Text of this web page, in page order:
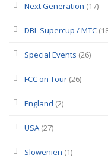
Next Generation (17)
DBL Supercup / MTC
Special Events (26)
FCC on Tour (26)
England (2)
USA (27)
Slowenien (1)